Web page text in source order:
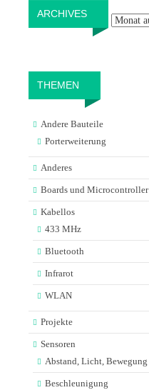
ARCHIVES
THEMEN
Andere Bauteile
Porterweiterung
Anderes
Boards und Microcontroller
Kabellos
433 MHz
Bluetooth
Infrarot
WLAN
Projekte
Sensoren
Abstand, Licht, Bewegung
Beschleunigung